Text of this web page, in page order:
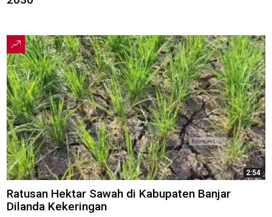
2:54
Ratusan Hektar Sawah di Kabupaten Banjar
Dilanda Kekeringan